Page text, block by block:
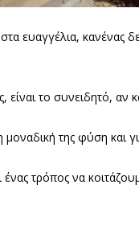
ευαγγέλια, κανένας
είναι το συνειδητό,
της φύση και
τρόπος να